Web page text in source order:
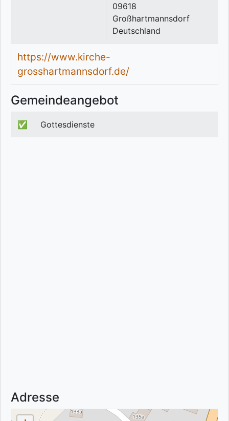
09618
Großhartmannsdorf
Deutschland
https://www.kirche-
grosshartmannsdorf.de/
Gemeindeangebot
✅ Gottesdienste
Adresse